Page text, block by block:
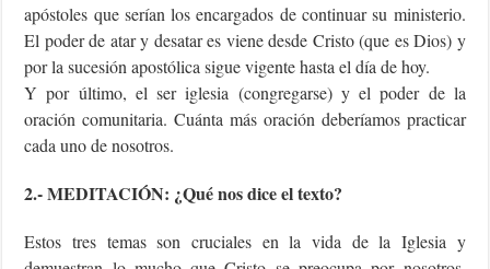
apóstoles que serían los encargados de continuar su ministerio.
El poder de atar y desatar es viene desde Cristo (que es Dios) y
por la sucesión apostólica sigue vigente hasta el día de hoy.
Y por último, el ser iglesia (congregarse) y el poder de la
oración comunitaria. Cuánta más oración deberíamos practicar
cada uno de nosotros.
2.- MEDITACIÓN: ¿Qué nos dice el texto?
Estos tres temas son cruciales en la vida de la Iglesia y